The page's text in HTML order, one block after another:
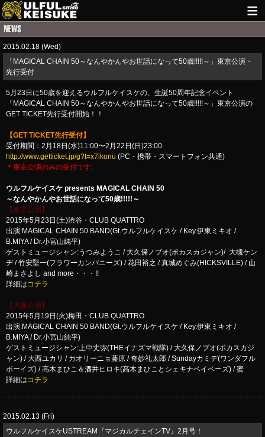
NEWS
LIVE INFO
GUITAR WORKS
MAIL
2015.02.18 (Wed)
「MAGICAL CHAIN 50～なんやかんやお世話になって50歳!!!!!～」東京公演・
先行受付
5月23日に50歳を迎えるウルフルケイスケの、生誕50周年記念イベント
「MAGICAL CHAIN 50～なんやかんやお世話になって50歳!!!!!～」東京公演の
GET TICKET先行受付開始！！
【GET TICKET先行受付】
受付期間：2月18日(水)11:00〜2月22日(日)23:00
http://www.getticket.jp/g?t=x7ikonu (PC・携帯・スマートフォン共通)
＊東京公演のみの受付です。
ウルフルケイスケ presents MAGICAL CHAIN 50
～なんやかんやお世話になって50歳!!!!!～
【東京公演】
2015年5月23日(土)渋谷・CLUB QUATTRO
出演:MAGICAL CHAIN 50 BAND(Gt.ウルフルケイスケ / Key.伊東ミキオ /
B.MIYA / Dr.小宮山純平)
ゲストミュージシャン:うつみようこ / 大久保ノブオ(ポカスカジャン)/ 大槻ケン
ヂ / 竹安堅一(フラワーカンパニーズ) / 花田裕之 / 真城めぐみ(HICKSVILLE) / 山
崎まさよし and more・・・!!
詳細はコチラ
【大阪公演】
2015年5月19日(火)梅田・CLUB QUATTRO
出演:MAGICAL CHAIN 50 BAND(Gt.ウルフルケイスケ / Key.伊東ミキオ /
B.MIYA / Dr.小宮山純平)
ゲストミュージシャン:上中丈弥(THEイナズマ戦隊) / 大久保ノブオ(ポカスカジ
ャン) / 大西ユカリ / カオリーニョ藤原 / 奇妙礼太郎 / Sundayカミデ(ワンダフル
ボーイズ) / 高木まひこ＆酒井ヒロキ(高木まひことシェキナベイベーズ) / 蜜
詳細はコチラ
2015.02.13 (Fri)
ウルフルケイスケUSTREAM『マジカルチェインTV』2月号！